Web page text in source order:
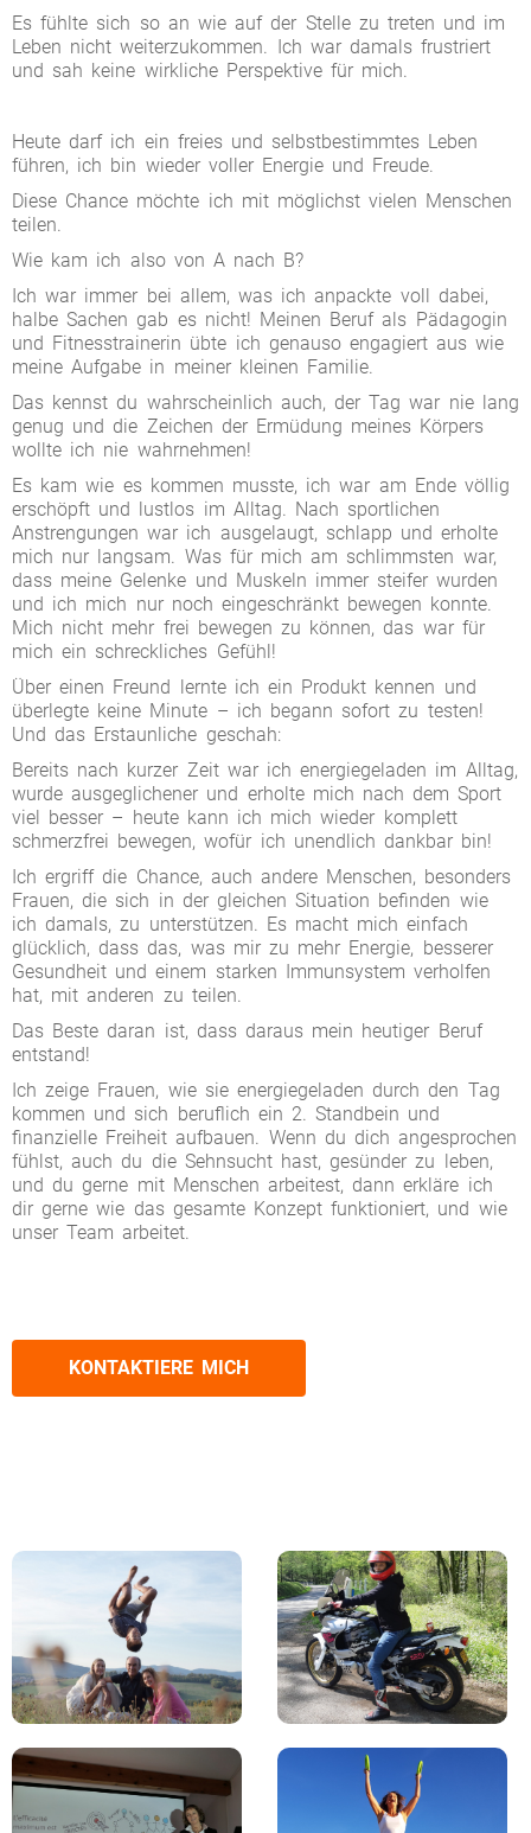
Es fühlte sich so an wie auf der Stelle zu treten und im
Leben nicht weiterzukommen. Ich war damals frustriert
und sah keine wirkliche Perspektive für mich.
Heute darf ich ein freies und selbstbestimmtes Leben
führen, ich bin wieder voller Energie und Freude.
Diese Chance möchte ich mit möglichst vielen Menschen
teilen.
Wie kam ich also von A nach B?
Ich war immer bei allem, was ich anpackte voll dabei,
halbe Sachen gab es nicht! Meinen Beruf als Pädagogin
und Fitnesstrainerin übte ich genauso engagiert aus wie
meine Aufgabe in meiner kleinen Familie.
Das kennst du wahrscheinlich auch, der Tag war nie lang
genug und die Zeichen der Ermüdung meines Körpers
wollte ich nie wahrnehmen!
Es kam wie es kommen musste, ich war am Ende völlig
erschöpft und lustlos im Alltag. Nach sportlichen
Anstrengungen war ich ausgelaugt, schlapp und erholte
mich nur langsam. Was für mich am schlimmsten war,
dass meine Gelenke und Muskeln immer steifer wurden
und ich mich nur noch eingeschränkt bewegen konnte.
Mich nicht mehr frei bewegen zu können, das war für
mich ein schreckliches Gefühl!
Über einen Freund lernte ich ein Produkt kennen und
überlegte keine Minute – ich begann sofort zu testen!
Und das Erstaunliche geschah:
Bereits nach kurzer Zeit war ich energiegeladen im Alltag,
wurde ausgeglichener und erholte mich nach dem Sport
viel besser – heute kann ich mich wieder komplett
schmerzfrei bewegen, wofür ich unendlich dankbar bin!
Ich ergriff die Chance, auch andere Menschen, besonders
Frauen, die sich in der gleichen Situation befinden wie
ich damals, zu unterstützen. Es macht mich einfach
glücklich, dass das, was mir zu mehr Energie, besserer
Gesundheit und einem starken Immunsystem verholfen
hat, mit anderen zu teilen.
Das Beste daran ist, dass daraus mein heutiger Beruf
entstand!
Ich zeige Frauen, wie sie energiegeladen durch den Tag
kommen und sich beruflich ein 2. Standbein und
finanzielle Freiheit aufbauen. Wenn du dich angesprochen
fühlst, auch du die Sehnsucht hast, gesünder zu leben,
und du gerne mit Menschen arbeitest, dann erkläre ich
dir gerne wie das gesamte Konzept funktioniert, und wie
unser Team arbeitet.
KONTAKTIERE MICH